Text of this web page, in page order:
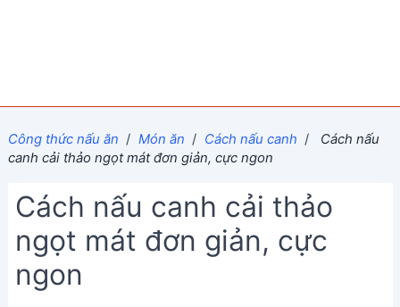
Công thức nấu ăn / Món ăn / Cách nấu canh /
Cách nấu
canh cải thảo ngọt mát đơn giản, cực ngon
Cách nấu canh cải thảo
ngọt mát đơn giản, cực
ngon